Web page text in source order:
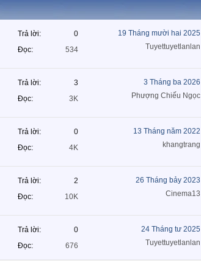
Trả lời
0
Đọc
534
19 Tháng mười hai 2025
Tuyettuyetlanlan
Trả lời
3
Đọc
3K
3 Tháng ba 2026
Phượng Chiếu Ngọc
Trả lời
0
Đọc
4K
13 Tháng năm 2022
khangtrang
Trả lời
2
Đọc
10K
26 Tháng bảy 2023
Cinema13
Trả lời
0
Đọc
676
24 Tháng tư 2025
Tuyettuyetlanlan